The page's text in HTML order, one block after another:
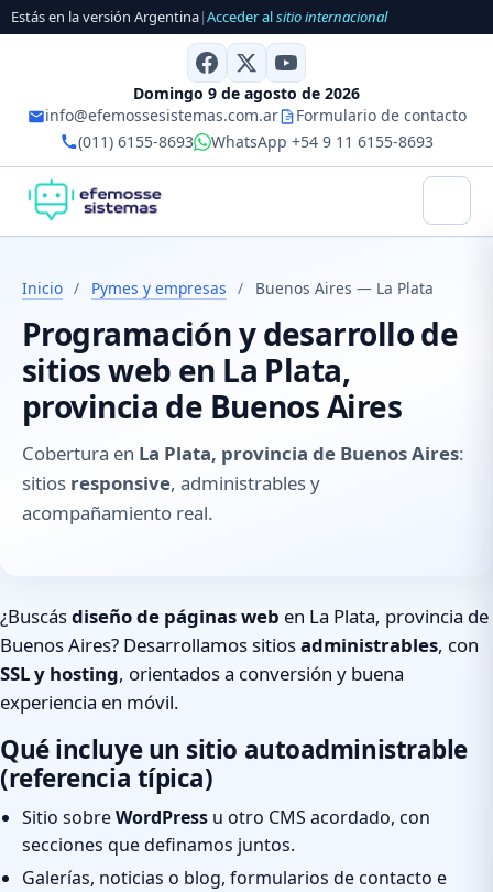
Estás en la versión Argentina|Acceder alsitio internacional
Domingo 9 de agosto de 2026
info@efemossesistemas.com.ar
Formulario de contacto
(011) 6155-8693
WhatsApp +54 9 11 6155-8693
Inicio / Pymes y empresas / Buenos Aires — La Plata
Programación y desarrollo de
sitios web en La Plata,
provincia de Buenos Aires
Cobertura en La Plata, provincia de Buenos Aires:
sitios responsive, administrables y
acompañamiento real.
¿Buscásdiseño de páginas web en La Plata, provincia de
Buenos Aires? Desarrollamos sitiosadministrables, con
SSL y hosting, orientados a conversión y buena
experiencia en móvil.
Qué incluye un sitio autoadministrable
(referencia típica)
Sitio sobreWordPress u otro CMS acordado, con
secciones que definamos juntos.
Galerías, noticias o blog, formularios de contacto e